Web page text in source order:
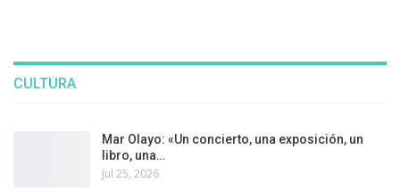
CULTURA
Mar Olayo: «Un concierto, una exposición, un
libro, una…
Jul 25, 2026